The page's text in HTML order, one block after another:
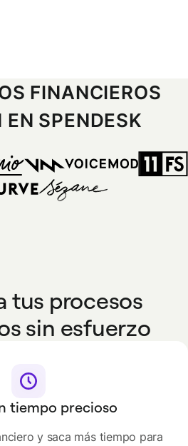
FINANCIEROS
SPENDESK
tus procesos
sin esfuerzo
tiempo precioso
y saca más tiempo para